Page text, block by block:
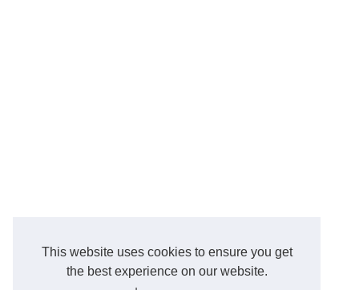
This website uses cookies to ensure you get
the best experience on our website.